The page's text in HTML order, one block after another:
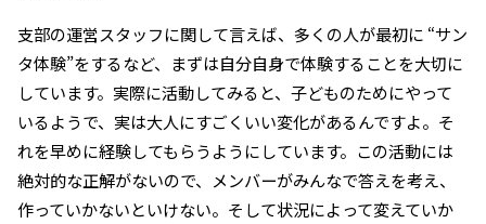
支部の運営スタッフに関して言えば、多くの人が最初に “サン
タ体験”をするなど、まずは自分自身で体験することを大切に
しています。実際に活動してみると、子どものためにやって
いるようで、実は大人にすごくいい変化があるんですよ。そ
れを早めに経験してもらうようにしています。この活動には
絶対的な正解がないので、メンバーがみんなで答えを考え、
作っていかないといけない。そして状況によって変えていか